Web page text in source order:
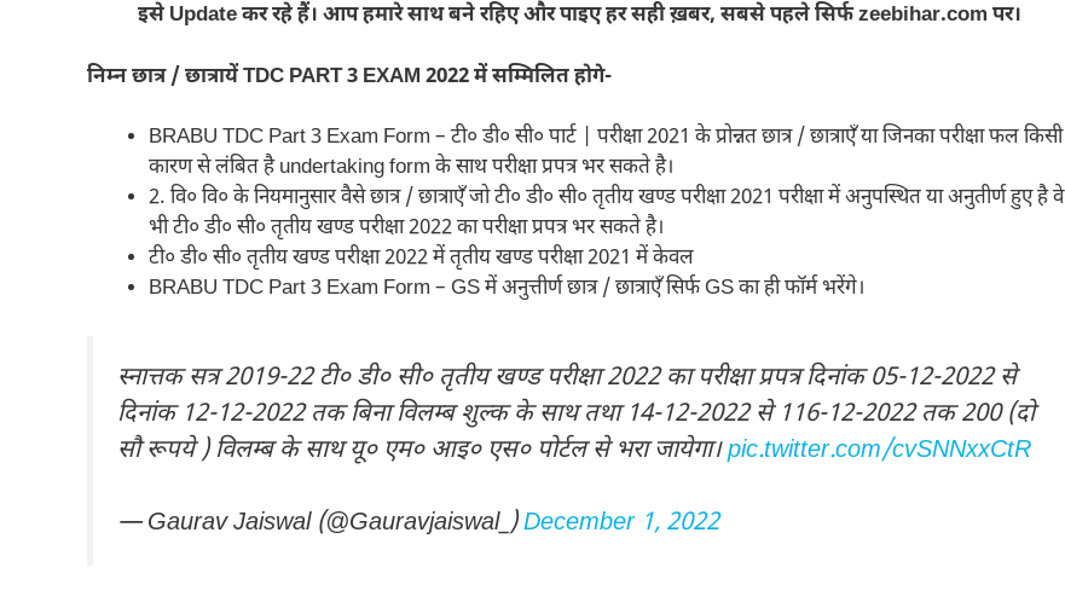
इसे Update कर रहे हैं। आप हमारे साथ बने रहिए और पाइए हर सही ख़बर, सबसे पहले सिर्फ zeebihar.com पर।
निम्न छात्र / छात्रायें TDC PART 3 EXAM 2022 में सम्मिलित होगे-
BRABU TDC Part 3 Exam Form – टी० डी० सी० पार्ट | परीक्षा 2021 के प्रोन्नत छात्र / छात्राएँ या जिनका परीक्षा फल किसी
कारण से लंबित है undertaking form के साथ परीक्षा प्रपत्र भर सकते है।
2. वि० वि० के नियमानुसार वैसे छात्र / छात्राएँ जो टी० डी० सी० तृतीय खण्ड परीक्षा 2021 परीक्षा में अनुपस्थित या अनुतीर्ण हुए है वे
भी टी० डी० सी० तृतीय खण्ड परीक्षा 2022 का परीक्षा प्रपत्र भर सकते है।
टी० डी० सी० तृतीय खण्ड परीक्षा 2022 में तृतीय खण्ड परीक्षा 2021 में केवल
BRABU TDC Part 3 Exam Form – GS में अनुत्तीर्ण छात्र / छात्राएँ सिर्फ GS का ही फॉर्म भरेंगे।
स्नात्तक सत्र 2019-22 टी० डी० सी० तृतीय खण्ड परीक्षा 2022 का परीक्षा प्रपत्र दिनांक 05-12-2022 से
दिनांक 12-12-2022 तक बिना विलम्ब शुल्क के साथ तथा 14-12-2022 से 116-12-2022 तक 200 (दो
सौ रूपये ) विलम्ब के साथ यू० एम० आइ० एस० पोर्टल से भरा जायेगा।pic.twitter.com/cvSNNxxCtR
— Gaurav Jaiswal (@Gauravjaiswal_)December 1, 2022